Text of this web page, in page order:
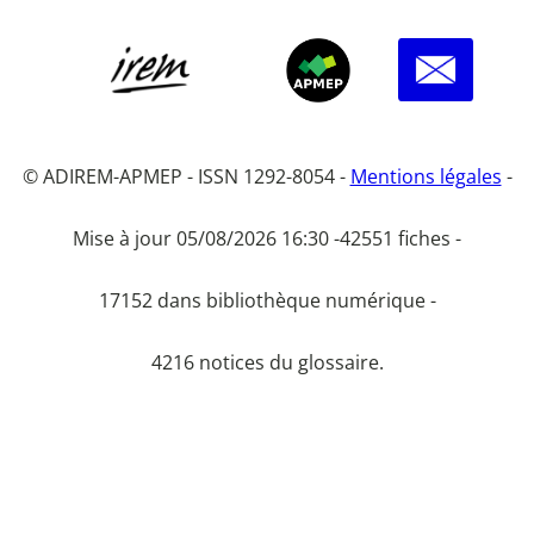
© ADIREM-APMEP - ISSN 1292-8054 - Mentions légales -
Mise à jour 05/08/2026 16:30 -42551 fiches -
17152 dans bibliothèque numérique -
4216 notices du glossaire.